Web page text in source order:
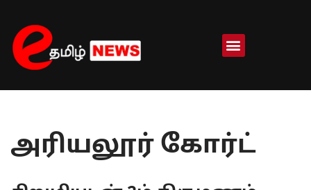
Skip
to
content
அரியலூர் கோர்ட்